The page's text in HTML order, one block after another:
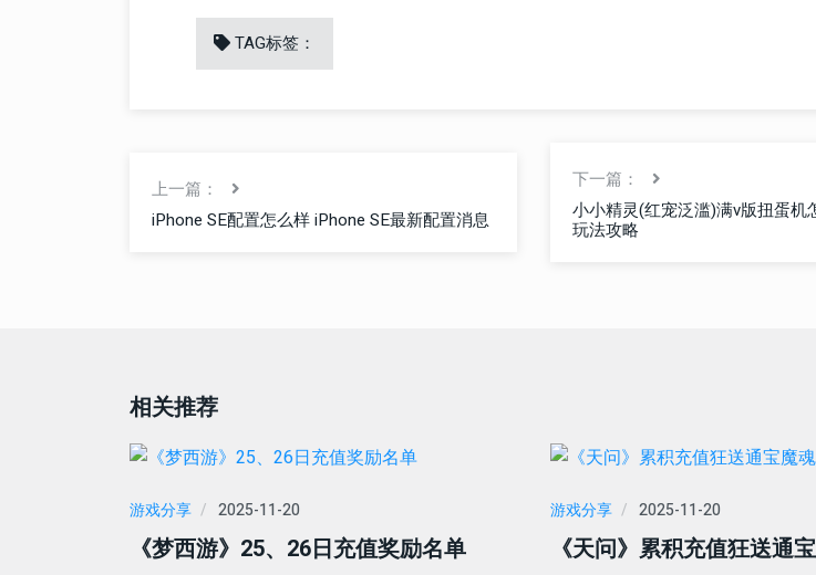
TAG标签：
上一篇：
iPhone SE配置怎么样 iPhone SE最新配置消息
下一篇：
小小精灵(红宠泛滥)满v版扭蛋机
玩法攻略
相关推荐
游戏分享 2025-11-20
《梦西游》25、26日充值奖励名单
游戏分享 2025-11-20
《天问》累积充值狂送通